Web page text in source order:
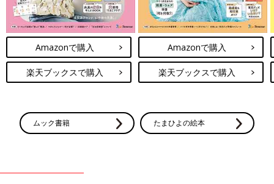
Amazonで購入
楽天ブックスで購入
Amazonで購入
楽天ブックスで購入
ムック書籍 たまひよの絵本